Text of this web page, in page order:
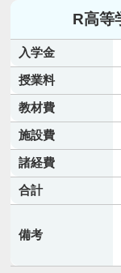
R高等
入学金
授業料
教材費
施設費
諸経費
合計
備考